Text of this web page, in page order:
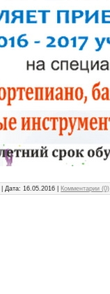
| Дата: 16.05.2016 Комментарии (0)